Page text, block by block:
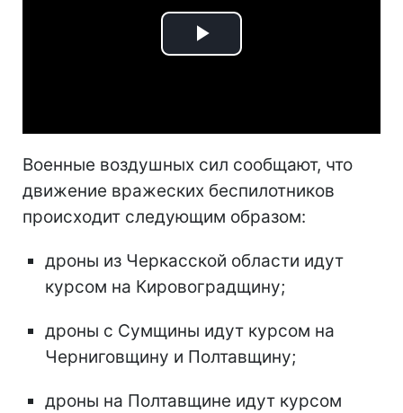
Play
Военные воздушных сил сообщают, что
движение вражеских беспилотников
происходит следующим образом:
дроны из Черкасской области идут
курсом на Кировоградщину;
дроны с Сумщины идут курсом на
Черниговщину и Полтавщину;
дроны на Полтавщине идут курсом